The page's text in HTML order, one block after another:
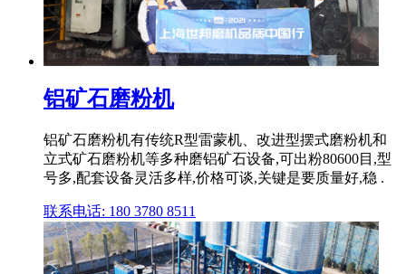
铝矿石磨粉机
铝矿石磨粉机有传统R型雷蒙机、改进型摆式磨粉机和
立式矿石磨粉机等多种磨铝矿石设备,可出粉80600目,型
号多,配套设备灵活多样,价格可谈,关键是要质量好,稳 .
联系电话: 180 3780 8511